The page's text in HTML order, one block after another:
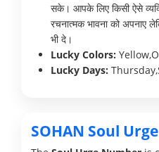
सके। आपके लिए किसी ऐसे
रचनात्मक भावना को
भी दे।
Lucky Colors:
Lucky Days:
SOHAN Soul